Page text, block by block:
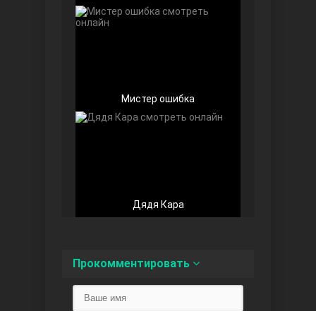
Дик. ий
Мистер ошибка
Дядя Кара
Прокомментировать